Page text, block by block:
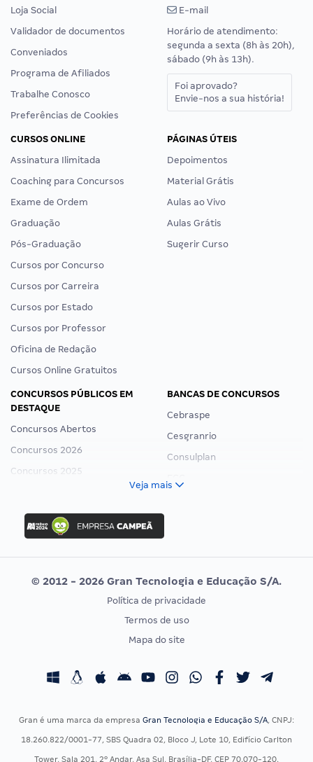
Loja Social
Validador de documentos
Conveniados
Programa de Afiliados
Trabalhe Conosco
Preferências de Cookies
E-mail
Horário de atendimento:
segunda a sexta (8h às 20h),
sábado (9h às 13h).
Foi aprovado?
Envie-nos a sua história!
CURSOS ONLINE
Assinatura Ilimitada
Coaching para Concursos
Exame de Ordem
Graduação
Pós-Graduação
Cursos por Concurso
Cursos por Carreira
Cursos por Estado
Cursos por Professor
Oficina de Redação
Cursos Online Gratuitos
PÁGINAS ÚTEIS
Depoimentos
Material Grátis
Aulas ao Vivo
Aulas Grátis
Sugerir Curso
CONCURSOS PÚBLICOS EM
DESTAQUE
Concursos Abertos
Concursos 2026
Concursos 2025
Concurso Ibama
Concurso MPU
Editais publicados
BANCAS DE CONCURSOS
Cebraspe
Cesgranrio
Consulplan
Vunesp
CONCURSOS POR PROFISSÃO
Concursos Fiscais
Concursos Saúde
EXAME DE ORDEM
Calendário OAB
Veja mais
© 2012 - 2026 Gran Tecnologia e Educação S/A.
Política de privacidade
Termos de uso
Mapa do site
Gran é uma marca da empresa Gran Tecnologia e Educação S/A, CNPJ:
18.260.822/0001-77, SBS Quadra 02, Bloco J, Lote 10, Edifício Carlton
Tower, Sala 201, 2º Andar, Asa Sul, Brasília-DF, CEP 70.070-120.